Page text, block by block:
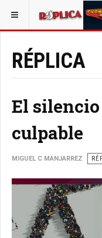
ESTÁ AQUÍ: OPINIÓN
RÉPLICA
El
culpable
MIGUEL C MANJARREZ